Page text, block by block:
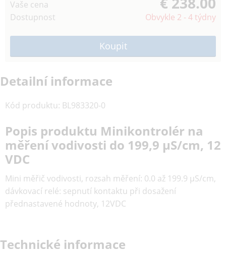
Vaše cena
Dostupnost Obvykle 2 - 4 týdny
Detailní informace
Kód produktu: BL983320-0
Popis produktu Minikontrolér na
měření vodivosti do 199,9 µS/cm, 12
VDC
Mini měřič vodivosti, rozsah měření: 0.0 až 199.9 µS/cm,
dávkovací relé: sepnutí kontaktu při dosažení
přednastavené hodnoty, 12VDC
Technické informace